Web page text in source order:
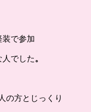
で参加
でした。
の方とじっくり